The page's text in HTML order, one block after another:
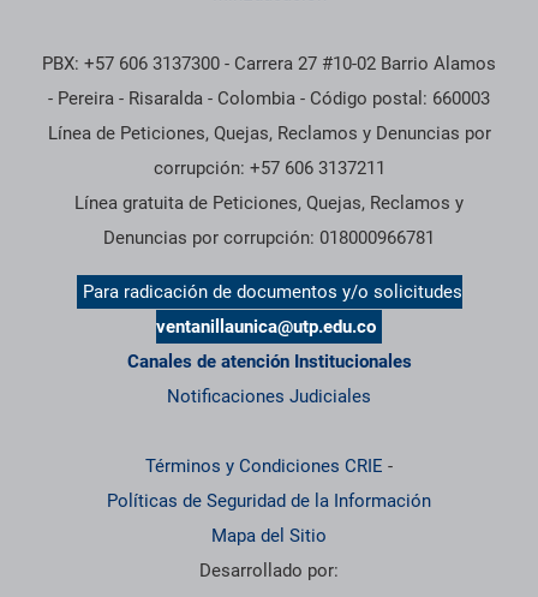
PBX: +57 606 3137300 - Carrera 27 #10-02 Barrio Alamos
- Pereira - Risaralda - Colombia - Código postal: 660003
Línea de Peticiones, Quejas, Reclamos y Denuncias por
corrupción: +57 606 3137211
Línea gratuita de Peticiones, Quejas, Reclamos y
Denuncias por corrupción: 018000966781
Para radicación de documentos y/o solicitudes
ventanillaunica@utp.edu.co
Canales de atención Institucionales
Notificaciones Judiciales
Términos y Condiciones CRIE -
Políticas de Seguridad de la Información
Mapa del Sitio
Desarrollado por: